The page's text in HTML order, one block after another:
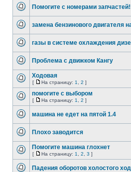
Помогите с номерами
замена бензинового двигателя
газы в системе охлаждения
Проблема с движком Кангу
Ходовая
[ На страницу: 1 2 ]
помогите с выбором
[ На страницу: 1 2 ]
машина не едет на пятой 1.4
Плохо заводится
Помогите машина глохнет
[ На страницу: 1 2 3 ]
Падения оборотов холостого